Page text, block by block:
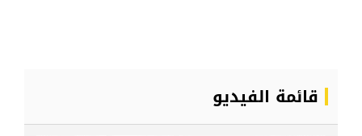
قائمة الفيديو